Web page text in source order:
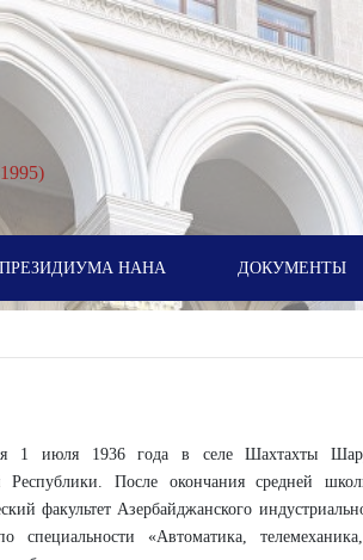
НАНА ДОКУМЕНТЫ
1 июля 1936 года в селе Шахтахты
Республики. После окончания средней
факультет Азербайджанского
«Автоматика, телемеханика,